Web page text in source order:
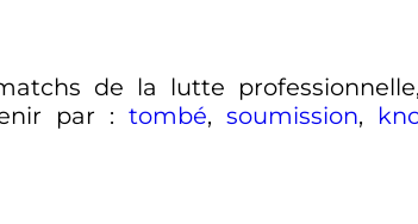
de la lutte
par : tombé, soumission,